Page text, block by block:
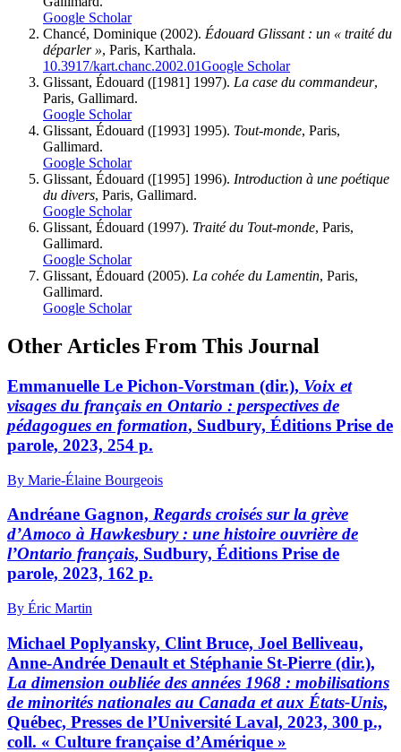
Google Scholar
Chancé, Dominique (2002). Édouard Glissant : un « traité du
déparler », Paris, Karthala.
10.3917/kart.chanc.2002.01Google Scholar
Glissant, Édouard ([1981] 1997). La case du commandeur,
Paris, Gallimard.
Google Scholar
Glissant, Édouard ([1993] 1995). Tout-monde, Paris,
Gallimard.
Google Scholar
Glissant, Édouard ([1995] 1996). Introduction à une poétique
du divers, Paris, Gallimard.
Google Scholar
Glissant, Édouard (1997). Traité du Tout-monde, Paris,
Gallimard.
Google Scholar
Glissant, Édouard (2005). La cohée du Lamentin, Paris,
Gallimard.
Google Scholar
Other Articles From This Journal
Emmanuelle Le Pichon-Vorstman (dir.), Voix et
visages du français en Ontario : perspectives de
pédagogues en formation, Sudbury, Éditions Prise de
parole, 2023, 254 p.
By Marie-Élaine Bourgeois
Andréane Gagnon, Regards croisés sur la grève
d’Amoco à Hawkesbury: une histoire ouvrière de
l’Ontario français, Sudbury, Éditions Prise de
parole, 2023, 162 p.
By Éric Martin
Michael Poplyansky, Clint Bruce, Joel Belliveau,
Anne-Andrée Denault et Stéphanie St-Pierre (dir.),
La dimension oubliée des années 1968 : mobilisations
de minorités nationales au Canada et aux États-Unis,
Québec, Presses de l’Université Laval, 2023, 300 p.,
coll. « Culture française d’Amérique »